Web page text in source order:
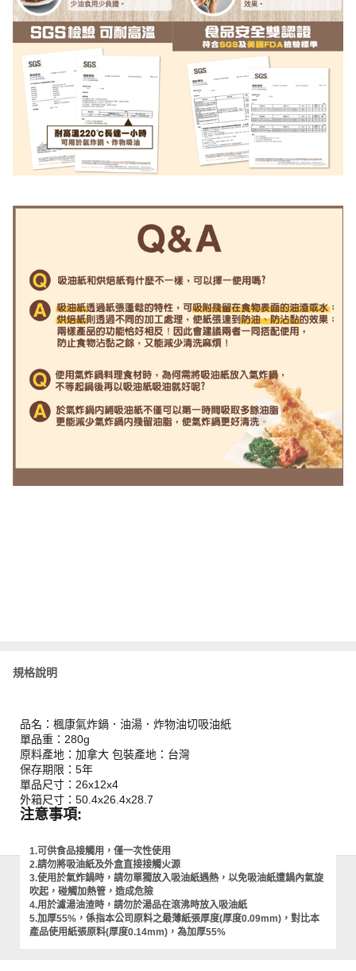
規格說明
品名：楓康氣炸鍋．油湯．炸物油切吸油紙
單品重：280g
原料產地：加拿大 包裝產地：台灣
保存期限：5年
單品尺寸：26x12x4
外箱尺寸：50.4x26.4x28.7
注意事項:
1.可供食品接觸用，僅一次性使用
2.請勿將吸油紙及外盒直接接觸火源
3.使用於氣炸鍋時，請勿單獨放入吸油紙遇熱，以免吸油紙遭鍋內氣旋
吹起，碰觸加熱管，造成危險
4.用於濾湯油渣時，請勿於湯品在滾沸時放入吸油紙
5.加厚55%，係指本公司原料之最薄紙張厚度(厚度0.09mm)，對比本
產品使用紙張原料(厚度0.14mm)，為加厚55%